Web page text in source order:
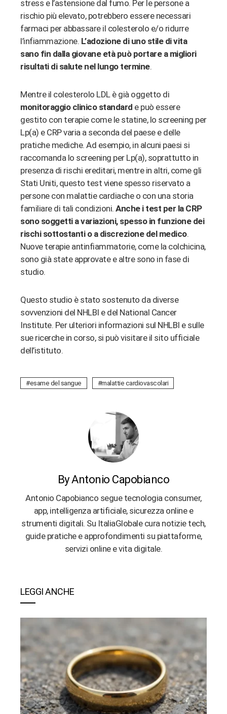
stress e l’astensione dal fumo. Per le persone a
rischio più elevato, potrebbero essere necessari
farmaci per abbassare il colesterolo e/o ridurre
l’infiammazione. L’adozione di uno stile di vita
sano fin dalla giovane età può portare a migliori
risultati di salute nel lungo termine.
Mentre il colesterolo LDL è già oggetto di
monitoraggio clinico standard e può essere
gestito con terapie come le statine, lo screening per
Lp(a) e CRP varia a seconda del paese e delle
pratiche mediche. Ad esempio, in alcuni paesi si
raccomanda lo screening per Lp(a), soprattutto in
presenza di rischi ereditari, mentre in altri, come gli
Stati Uniti, questo test viene spesso riservato a
persone con malattie cardiache o con una storia
familiare di tali condizioni. Anche i test per la CRP
sono soggetti a variazioni, spesso in funzione dei
rischi sottostanti o a discrezione del medico.
Nuove terapie antinfiammatorie, come la colchicina,
sono già state approvate e altre sono in fase di
studio.
Questo studio è stato sostenuto da diverse
sovvenzioni del NHLBI e del National Cancer
Institute. Per ulteriori informazioni sul NHLBI e sulle
sue ricerche in corso, si può visitare il sito ufficiale
dell’istituto.
esame del sangue malattie cardiovascolari
By Antonio Capobianco
Antonio Capobianco segue tecnologia consumer,
app, intelligenza artificiale, sicurezza online e
strumenti digitali. Su ItaliaGlobale cura notizie tech,
guide pratiche e approfondimenti su piattaforme,
servizi online e vita digitale.
LEGGI ANCHE